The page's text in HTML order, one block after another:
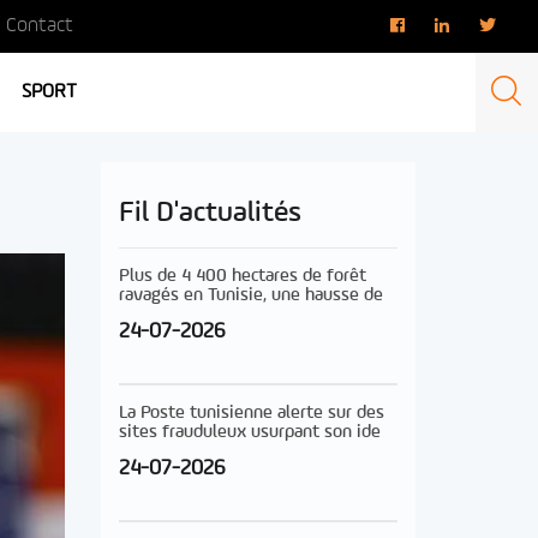
Contact
SPORT
Fil D'actualités
Plus de 4 400 hectares de forêt
ravagés en Tunisie, une hausse de
24-07-2026
La Poste tunisienne alerte sur des
sites frauduleux usurpant son ide
24-07-2026